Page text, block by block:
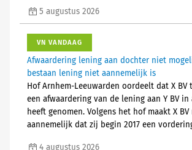
5 augustus 2026
VN VANDAAG
Afwaardering lening aan dochter niet
bestaan lening niet aannemelijk is
Hof Arnhem-Leeuwarden oordeelt dat X BV
een afwaardering van de lening aan Y BV in
heeft genomen. Volgens het hof maakt X
aannemelijk dat zij begin 2017 een
4 augustus 2026